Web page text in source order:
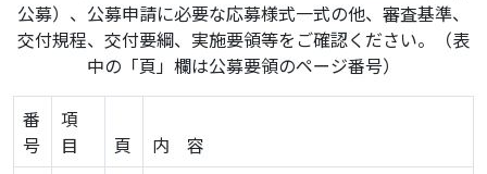
公募）、公募申請に必要な応募様式一式の他、審査基準、
交付規程、交付要綱、実施要領等をご確認ください。（表
中の「頁」欄は公募要領のページ番号）
番
号
項
目
頁
内 容